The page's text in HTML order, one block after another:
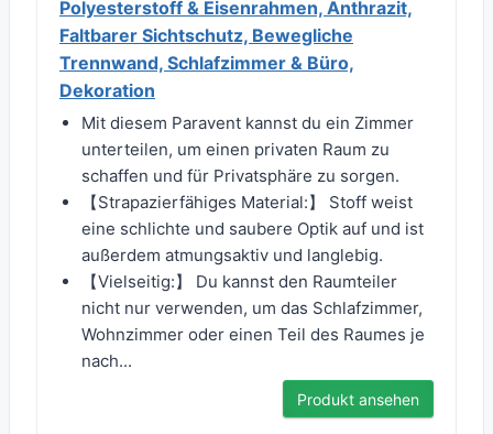
Polyesterstoff & Eisenrahmen, Anthrazit,
Faltbarer Sichtschutz, Bewegliche
Trennwand, Schlafzimmer & Büro,
Dekoration
Mit diesem Paravent kannst du ein Zimmer
unterteilen, um einen privaten Raum zu
schaffen und für Privatsphäre zu sorgen.
【Strapazierfähiges Material:】 Stoff weist
eine schlichte und saubere Optik auf und ist
außerdem atmungsaktiv und langlebig.
【Vielseitig:】 Du kannst den Raumteiler
nicht nur verwenden, um das Schlafzimmer,
Wohnzimmer oder einen Teil des Raumes je
nach...
Produkt ansehen